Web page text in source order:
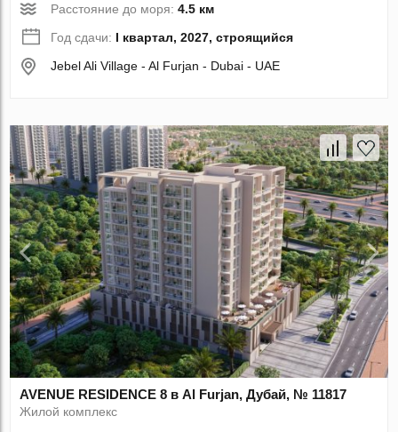
Расстояние до моря:4.5 км
Год сдачи: I квартал, 2027, строящийся
Jebel Ali Village - Al Furjan - Dubai - UAE
AVENUE RESIDENCE 8 в Al Furjan, Дубай, № 11817
Жилой комплекс